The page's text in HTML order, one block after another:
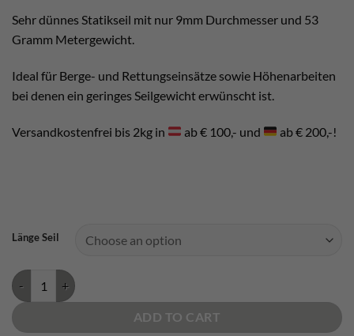
Sehr dünnes Statikseil mit nur 9mm Durchmesser und 53
Gramm Metergewicht.
Ideal für Berge- und Rettungseinsätze sowie Höhenarbeiten
bei denen ein geringes Seilgewicht erwünscht ist.
Versandkostenfrei bis 2kg in ab € 100,- und ab € 200,-!
Länge Seil
Edelrid Performance Static 9mm quantity
ADD TO CART